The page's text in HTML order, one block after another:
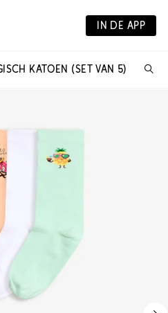
IN DE APP
KATOEN (SET VAN 5)